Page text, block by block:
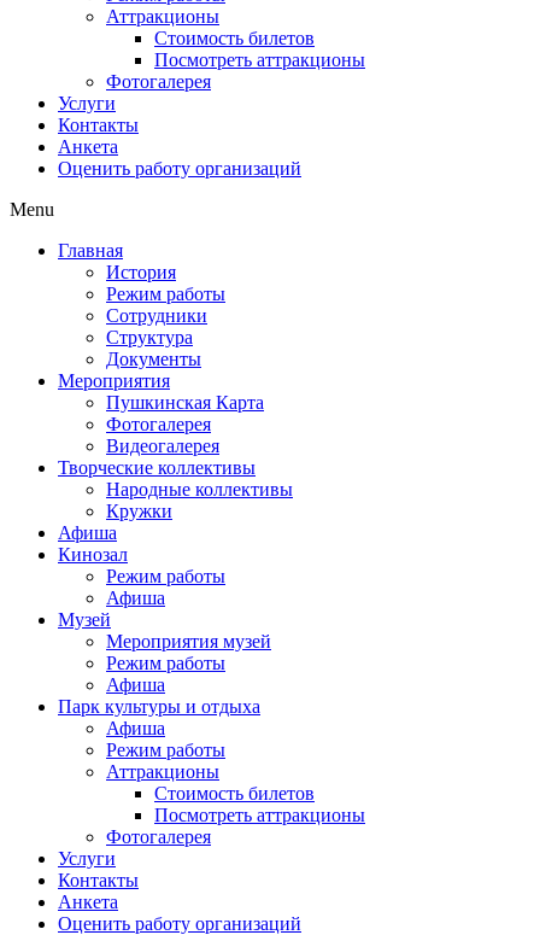
Аттракционы
Стоимость билетов
Посмотреть аттракционы
Фотогалерея
Услуги
Контакты
Анкета
Оценить работу организаций
Menu
Главная
История
Режим работы
Сотрудники
Структура
Документы
Мероприятия
Пушкинская Карта
Фотогалерея
Видеогалерея
Творческие коллективы
Народные коллективы
Кружки
Афиша
Кинозал
Режим работы
Афиша
Музей
Мероприятия музей
Режим работы
Афиша
Парк культуры и отдыха
Афиша
Режим работы
Аттракционы
Стоимость билетов
Посмотреть аттракционы
Фотогалерея
Услуги
Контакты
Анкета
Оценить работу организаций